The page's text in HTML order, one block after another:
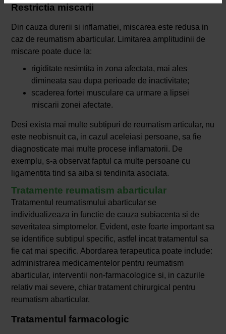
Restrictia miscarii
Din cauza durerii si inflamatiei, miscarea este redusa in
caz de reumatism abarticular. Limitarea amplitudinii de
miscare poate duce la:
rigiditate resimtita in zona afectata, mai ales
dimineata sau dupa perioade de inactivitate;
scaderea fortei musculare ca urmare a lipsei
miscarii zonei afectate.
Desi exista mai multe subtipuri de reumatism articular, nu
este neobisnuit ca, in cazul aceleiasi persoane, sa fie
diagnosticate mai multe procese inflamatorii. De
exemplu, s-a observat faptul ca multe persoane cu
ligamentita tind sa aiba si tendinita asociata.
Tratamente reumatism abarticular
Tratamentul reumatismului abarticular se
individualizeaza in functie de cauza subiacenta si de
severitatea simptomelor. Evident, este foarte important sa
se identifice subtipul specific, astfel incat tratamentul sa
fie cat mai specific. Abordarea terapeutica poate include:
administrarea medicamentelor pentru reumatism
abarticular, interventii non-farmacologice si, in cazurile
relativ mai severe, chiar tratament chirurgical pentru
reumatism abarticular.
Tratamentul farmacologic